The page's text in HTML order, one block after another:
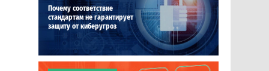
Почему соответствие
стандартам не гарантирует
защиту от киберугроз